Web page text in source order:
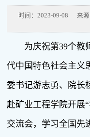
时间：2023-09-08 来
为庆祝第39个教
代中国特色社会主义
委书记游志勇、院长
赴矿业工程学院开展
交流会，学习全国先